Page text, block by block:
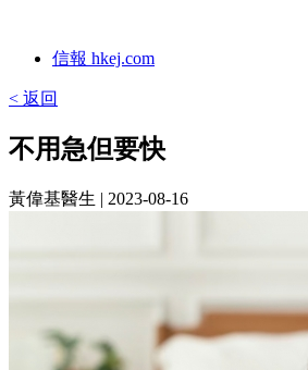
信報 hkej.com
< 返回
不用急但要快
黃偉基醫生 | 2023-08-16